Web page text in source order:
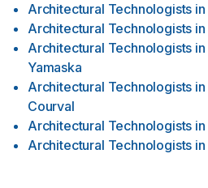
Architectural Technologists in
Architectural Technologists in
Architectural Technologists in
Yamaska
Architectural Technologists in
Courval
Architectural Technologists in
Architectural Technologists in